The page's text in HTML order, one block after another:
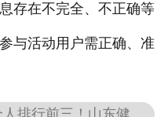
存在不完全、不正确等
与活动用户需正确、准